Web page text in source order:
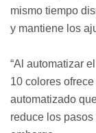
mismo tiempo
y mantiene los
“Al automatizar
10 colores
automatizado
reduce los pasos